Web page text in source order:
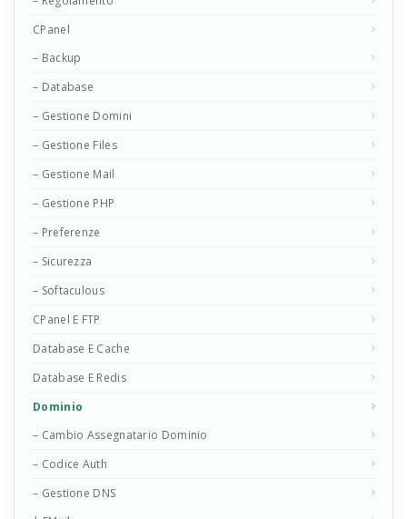
CPanel
– Backup
– Database
– Gestione Domini
– Gestione Files
– Gestione Mail
– Gestione PHP
– Preferenze
– Sicurezza
– Softaculous
CPanel E FTP
Database E Cache
Database E Redis
Dominio
– Cambio Assegnatario Dominio
– Codice Auth
– Gestione DNS